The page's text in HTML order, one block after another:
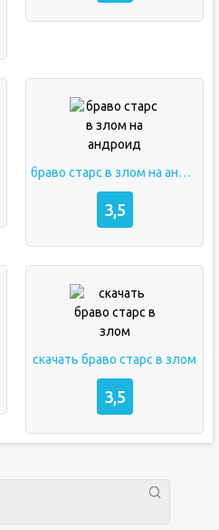
браво старс в злом на андроид
3,5
скачать браво старс в злом
3,5